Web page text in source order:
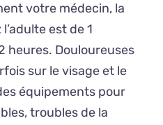
votre médecin, la
est de 1
heures. Douloureuses
sur le visage et le
équipements pour
troubles de la